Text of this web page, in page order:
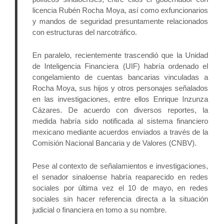
licencia Rubén Rocha Moya, así como exfuncionarios
y mandos de seguridad presuntamente relacionados
con estructuras del narcotráfico.
En paralelo, recientemente trascendió que la Unidad
de Inteligencia Financiera (UIF) habría ordenado el
congelamiento de cuentas bancarias vinculadas a
Rocha Moya, sus hijos y otros personajes señalados
en las investigaciones, entre ellos Enrique Inzunza
Cázares. De acuerdo con diversos reportes, la
medida habría sido notificada al sistema financiero
mexicano mediante acuerdos enviados a través de la
Comisión Nacional Bancaria y de Valores (CNBV).
Pese al contexto de señalamientos e investigaciones,
el senador sinaloense habría reaparecido en redes
sociales por última vez el 10 de mayo, en redes
sociales sin hacer referencia directa a la situación
judicial o financiera en tomo a su nombre.